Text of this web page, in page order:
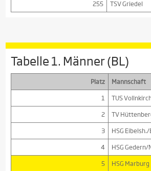
255
TSV Griedel
Tabelle 1. Männer (BL)
Platz Mannschaft
1
TUS
2
TV
3
HSG
4
HSG Gedern/
5
HSG Marburg